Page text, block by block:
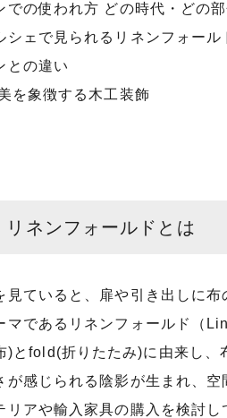
での使われ方 どの時代・どの部
シェで見られるリネンフォール
との違い
を象徴する木工装飾
ネンフォールドとは
見ていると、扉や引き出しに
マであるリネンフォールド（
とfold(折りたたみ)に由来し、
が感じられる陰影が生まれ、
リアや輸入家具の購入を検討